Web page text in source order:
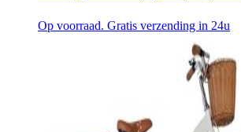
Op voorraad. Gratis verzending in 24u